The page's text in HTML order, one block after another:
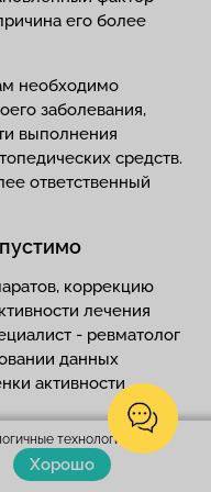
его более
необходимо
заболевания,
выполнения
средств.
ответственный
коррекцию
лечения
- ревматолог
данных
активности
технологии.
Хорошо